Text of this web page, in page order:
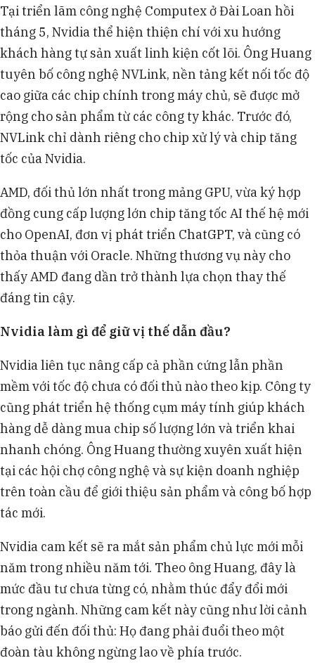
Tại triển lãm công nghệ Computex ở Đài Loan hồi
tháng 5, Nvidia thể hiện thiện chí với xu hướng
khách hàng tự sản xuất linh kiện cốt lõi. Ông Huang
tuyên bố công nghệ NVLink, nền tảng kết nối tốc độ
cao giữa các chip chính trong máy chủ, sẽ được mở
rộng cho sản phẩm từ các công ty khác. Trước đó,
NVLink chỉ dành riêng cho chip xử lý và chip tăng
tốc của Nvidia.
AMD, đối thủ lớn nhất trong mảng GPU, vừa ký hợp
đồng cung cấp lượng lớn chip tăng tốc AI thế hệ mới
cho OpenAI, đơn vị phát triển ChatGPT, và cũng có
thỏa thuận với Oracle. Những thương vụ này cho
thấy AMD đang dần trở thành lựa chọn thay thế
đáng tin cậy.
Nvidia làm gì để giữ vị thế dẫn đầu?
Nvidia liên tục nâng cấp cả phần cứng lẫn phần
mềm với tốc độ chưa có đối thủ nào theo kịp. Công ty
cũng phát triển hệ thống cụm máy tính giúp khách
hàng dễ dàng mua chip số lượng lớn và triển khai
nhanh chóng. Ông Huang thường xuyên xuất hiện
tại các hội chợ công nghệ và sự kiện doanh nghiệp
trên toàn cầu để giới thiệu sản phẩm và công bố hợp
tác mới.
Nvidia cam kết sẽ ra mắt sản phẩm chủ lực mới mỗi
năm trong nhiều năm tới. Theo ông Huang, đây là
mức đầu tư chưa từng có, nhằm thúc đẩy đổi mới
trong ngành. Những cam kết này cũng như lời cảnh
báo gửi đến đối thủ: Họ đang phải đuổi theo một
đoàn tàu không ngừng lao về phía trước.